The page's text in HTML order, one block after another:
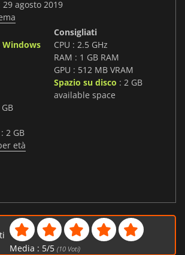
agosto 2019
Windows
: 2 GB
Consigliati
CPU : 2.5 GHz
RAM : 1 GB RAM
GPU : 512 MB VRAM
Spazio su disco : 2 GB
available space
età
Media : 5/5 (10Voti)